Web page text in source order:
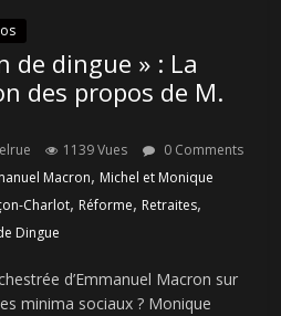
de dingue » : La
des propos de M.
1139 Vues
0 Comments
Macron, Michel et Monique
Charlot, Réforme, Retraites,
Dingue
d’Emmanuel Macron sur
minima sociaux ? Monique